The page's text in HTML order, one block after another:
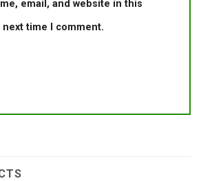
email, and website in this
time I comment.